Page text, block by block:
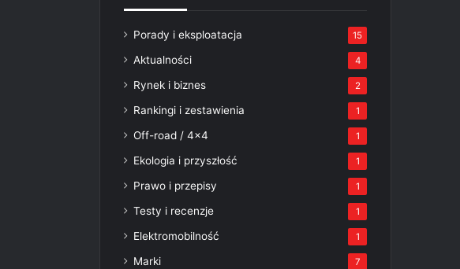
Porady i eksploatacja 15
Aktualności 4
Rynek i biznes 2
Rankingi i zestawienia 1
Off-road / 4×4 1
Ekologia i przyszłość 1
Prawo i przepisy 1
Testy i recenzje 1
Elektromobilność 1
Marki 7